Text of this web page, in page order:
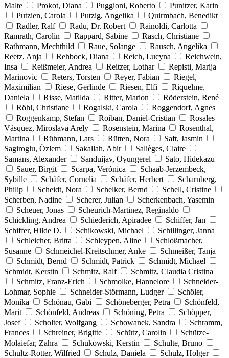
Malte
Prokot, Diana Puggioni, Roberto
Punitzer, Karin
Putzien, Carola
Putzig, Angelika
Quirmbach, Benedikt
Radler, Ralf
Radu, Dr. Robert
Rainoldi, Carlotta
Ramrath, Carolin
Rappard, Sabine
Rasch, Christiane
Rathmann, Mechthild
Raue, Solange
Rausch, Angelika
Reetz, Anja
Rehbock, Diana Reich, Lucyna
Reichwein,
Insa
Reißmeier, Andrea Reitzer, Lothar
Repisti, Marija
Marinovic
Reters, Torsten Reyer, Fabian
Riegel,
Maximilian
Riese, Gerlinde Riesen, Elfi
Riquelme,
Daniela
Risse, Matilda Ritter, Marion
Röderstein, René
Röhl, Christiane
Rogalski, Carola
Roggendorf, Agnes
Roggenkamp, Stefan
Roiban, Daniel-Cristian
Rosales
Vásquez, Miroslava Arely
Rosenstein, Marina
Rosenthal,
Martina
Rühmann, Lars Rütten, Nora
Saft, Jasmin
Sagiroglu, Özlem
Sakallah, Abir
Salièges, Claire
Samans, Alexander
Sanduijav, Oyungerel
Sato, Hidekazu
Sauer, Birgit
Scarpa, Verónica
Schaab-Jerzembeck,
Sybille
Schäfer, Cornelia Schäfer, Herbert
Scharnberg,
Philip
Scheidt, Nora Schelker, Bernd
Schell, Cristine
Scherben, Nadine
Scherer, Julian
Scherkenbach, Yasemin
Scheuer, Jonas
Scheurich-Martinez, Reginaldo
Schickling, Andrea
Schiederich, Apiradee
Schiffer, Jan
Schiffer, Hilde D.
Schikowski, Michael
Schillinger, Janna
Schleicher, Britta
Schleypen, Aline
Schloßmacher,
Susanne
Schmeichel-Kreitschmer, Anke
Schmeißer, Tanja
Schmidt, Bernd
Schmidt, Patrick
Schmidt, Michael
Schmidt, Kerstin
Schmitz, Ralf
Schmitz, Claudia Cristina
Schmitz, Franz-Erich
Schmolke, Hannelore
Schneider-
Lohmar, Sophie
Schneider-Störmann, Ludger
Schöler,
Monika
Schönau, Gabi Schöneberger, Petra
Schönfeld,
Marit
Schönfeld, Andreas Schöning, Petra
Schöpper,
Josef
Scholter, Wolfgang Schowanek, Sandra
Schramm,
Frances
Schreiner, Brigitte Schütz, Carolin
Schütze-
Molaiefar, Zahra
Schukowski, Kerstin
Schulte, Bruno
Schultz-Rotter, Wilfried
Schulz, Daniela
Schulz, Holger